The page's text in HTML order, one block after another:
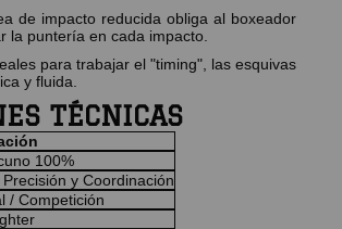
de impacto reducida obliga al boxeador
la puntería en cada impacto.
para trabajar el "timing", las esquivas
y fluida.
TÉCNICAS
100%
y Coordinación
/ Competición